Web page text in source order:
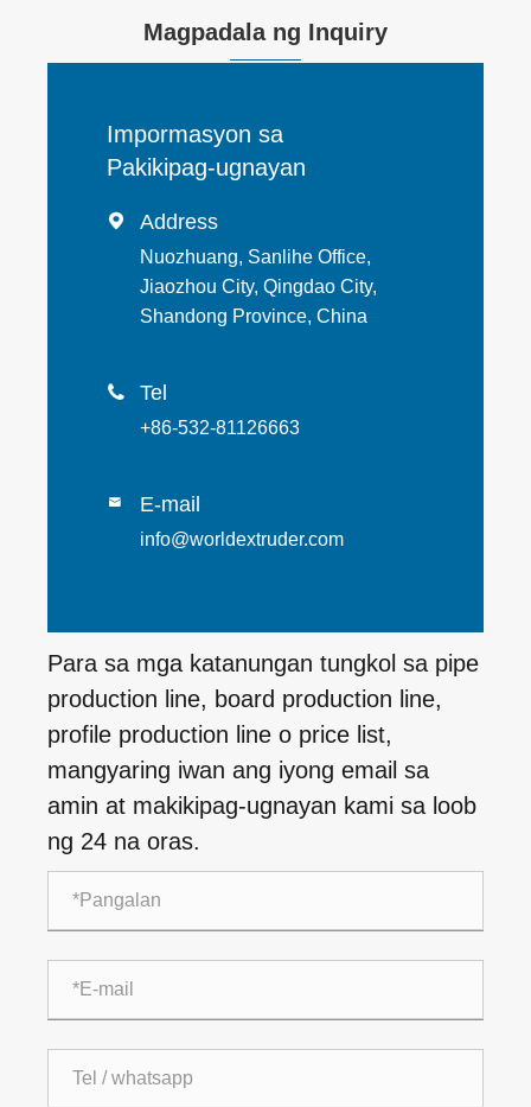
Magpadala ng Inquiry
Impormasyon sa
Pakikipag-ugnayan
 Address
Nuozhuang, Sanlihe Office,
Jiaozhou City, Qingdao City,
Shandong Province, China
 Tel
+86-532-81126663
 E-mail
info@worldextruder.com
Para sa mga katanungan tungkol sa pipe
production line, board production line,
profile production line o price list,
mangyaring iwan ang iyong email sa
amin at makikipag-ugnayan kami sa loob
ng 24 na oras.